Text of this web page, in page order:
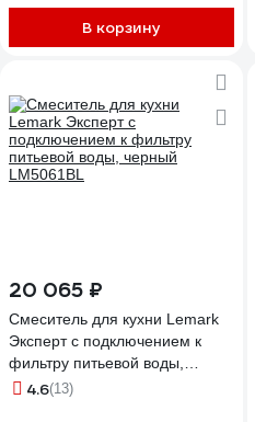
LM3073PGSВ корзину
20 065 ₽
Смеситель для кухни Lemark
Эксперт с подключением к
фильтру питьевой воды,
черный LM5061BL
4.6(13)